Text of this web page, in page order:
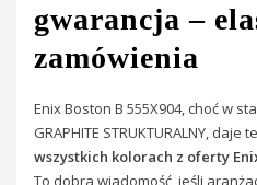
gwarancja –
zamówienia
Enix Boston B 555X904, choć w
GRAPHITE STRUKTURALNY,
wszystkich kolorach z oferty
To dobra wiadomość, jeśli